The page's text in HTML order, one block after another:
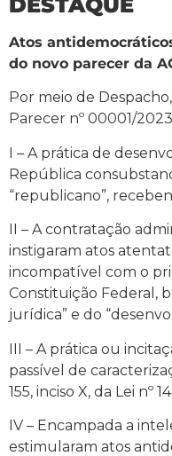
Atos
do novo parecer da
Por meio de
Parecer nº 00001/
I – A prática de
República
“republicano”,
II – A contratação
instigaram atos
incompatível com o
Constituição Federal,
jurídica” e do
III – A prática ou
passível de
155, inciso X, da Lei nº
IV – Encampada a
estimularam atos